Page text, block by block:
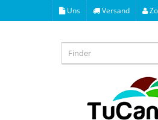
Uns Versand